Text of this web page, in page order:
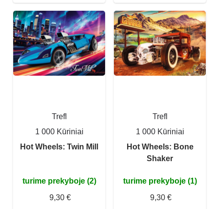
Trefl
1 000 Kūriniai
Hot Wheels: Twin Mill
turime prekyboje (2)
9,30 €
Trefl
1 000 Kūriniai
Hot Wheels: Bone
Shaker
turime prekyboje (1)
9,30 €